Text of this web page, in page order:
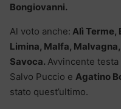
Bongiovanni.
Al voto anche: Alì Terme,
Limina, Malfa,
Savoca. Avvincente testa
Salvo Puccio e Agatino
stato quest’ultimo.